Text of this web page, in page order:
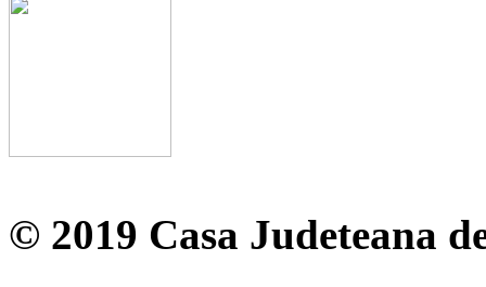
© 2019 Casa Judeteana